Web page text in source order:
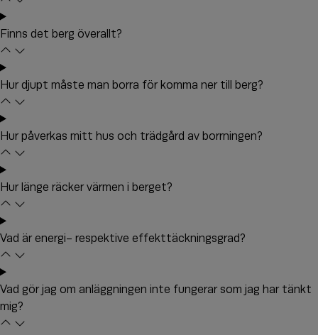
Finns det berg överallt?
Hur djupt måste man borra för komma ner till berg?
Hur påverkas mitt hus och trädgård av borrningen?
Hur länge räcker värmen i berget?
Vad är energi- respektive effekttäckningsgrad?
Vad gör jag om anläggningen inte fungerar som jag har tänkt
mig?